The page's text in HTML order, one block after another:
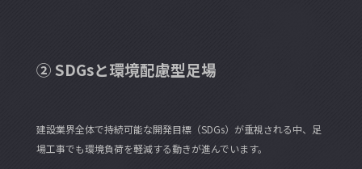
② SDGsと環境配慮型足場
建設業界全体で持続可能な開発目標（SDGs）が重視される中、足
場工事でも環境負荷を軽減する動きが進んでいます。